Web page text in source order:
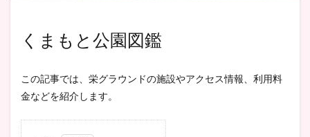
くまもと公園図鑑
この記事では、栄グラウンドの施設やアクセス情報、利用料
金などを紹介します。